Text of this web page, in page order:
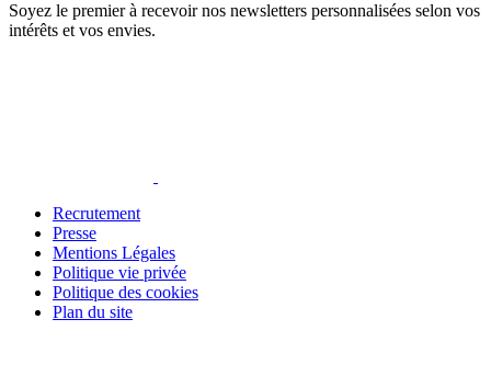
Soyez le premier à recevoir nos newsletters personnalisées selon vos
intérêts et vos envies.
Recrutement
Presse
Mentions Légales
Politique vie privée
Politique des cookies
Plan du site